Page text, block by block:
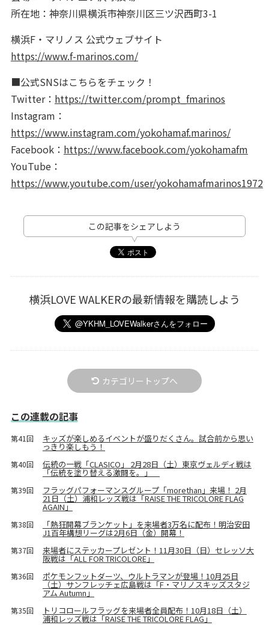
所在地：神奈川県横浜市神奈川区三ツ沢西町3-1
横浜F・マリノス 公式ウェブサイト
https://www.f-marinos.com/
■公式SNSはこちらをチェック！
Twitter： https://twitter.com/prompt_fmarinos
Instagram：
https://www.instagram.com/yokohamaf.marinos/
Facebook： https://www.facebook.com/yokohamafm
YouTube：
https://www.youtube.com/user/yokohamafmarinos1972
この記事をシェアしよう
横浜LOVE WALKERの最新情報を購読しよう
カテゴリートップへ
この連載の記事
第41回 キッズが楽しめるイベントが盛りだくさん。試合前から思い
っきり楽しもう！
第40回 伝統の一戦「CLASICO」 2月28日（土）東京ヴェルディ戦は
「伝統を塗り替える激闘を。」
第39回 フラッグパフォーマンスグループ「morethan」来場！ 2月
21日（土）浦和レッズ戦は「RAISE THE TRICOLORE FLAG
AGAIN」
第38回 「熱狂開幕ブランケット」を来場者3万名に配布！明治安田
J1百年構想リーグは2月6日（金）開幕！
第37回 来場者にステッカープレゼント！11月30日（日）セレッソ大
阪戦は「ALL FOR TRICOLORE」
第36回 ポケモンフットダーツ、ウルトラマンが登場！10月25日
（土）サンフレッチェ広島戦は「F・マリノスキッズスタジ
アム Autumn」
第35回 トリコロールフラッグを来場者全員配布！10月18日（土）
浦和レッズ戦は「RAISE THE TRICOLORE FLAG」